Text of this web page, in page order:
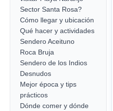
Sector Santa Rosa?
Cómo llegar y ubicación
Qué hacer y actividades
Sendero Aceituno
Roca Bruja
Sendero de los Indios
Desnudos
Mejor época y tips
prácticos
Dónde comer y dónde